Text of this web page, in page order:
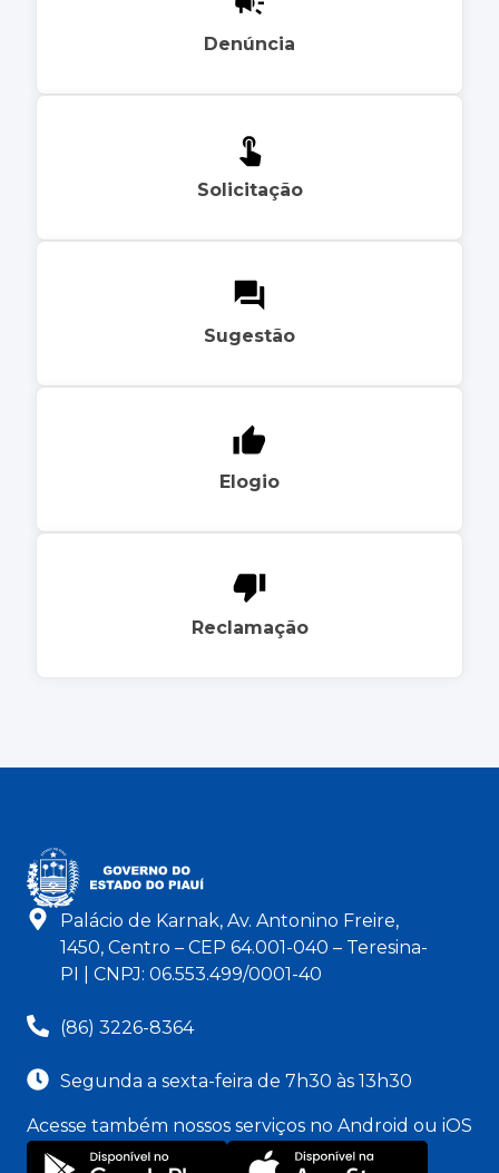
Denúncia
Solicitação
Sugestão
Elogio
Reclamação
Palácio de Karnak, Av. Antonino Freire,
1450, Centro – CEP 64.001-040 – Teresina-
PI | CNPJ: 06.553.499/0001-40
(86) 3226-8364
Segunda a sexta-feira de 7h30 às 13h30
Acesse também nossos serviços no Android ou iOS